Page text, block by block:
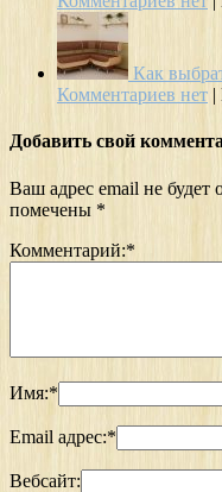
Как
Комментариев нет |
Добавить свой
Ваш адрес email не будет
помечены *
Комментарий:*
Имя:*
Email адрес:*
Вебсайт: